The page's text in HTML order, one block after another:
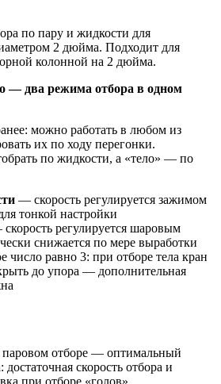
по пару и жидкости для
2 дюйма. Подходит для
колонной на 2 дюйма.
— два режима отбора в одном
можно работать в любом из
их по ходу перегонки.
по жидкости, а «тело» — по
— скорость регулируется зажимом
тонкой настройки
регулируется шаровым
снижается по мере выработки
число равно 3: при отборе тела кран
до упора — дополнительная
отборе — оптимальный
скорость отбора и
при отборе «голов»